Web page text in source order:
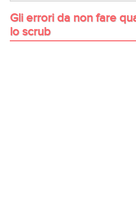
Gli errori da non fare
lo scrub